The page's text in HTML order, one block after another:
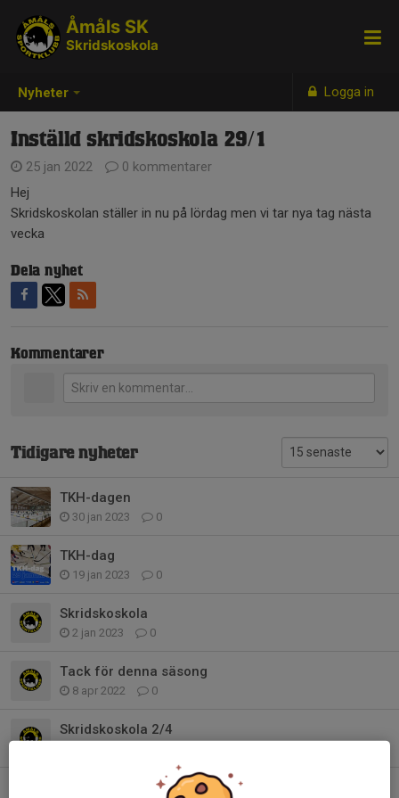
Nyheter Logga in
Åmåls SK
Skridskoskola
Inställd skridskoskola 29/1
25 jan 2022
0 kommentarer
Hej
Skridskoskolan ställer in nu på lördag men vi tar nya tag nästa
vecka
Dela nyhet
Kommentarer
Tidigare nyheter
TKH-dagen
30 jan 2023 0
TKH-dag
19 jan 2023 0
Skridskoskola
2 jan 2023 0
Tack för denna säsong
8 apr 2022 0
Skridskoskola 2/4